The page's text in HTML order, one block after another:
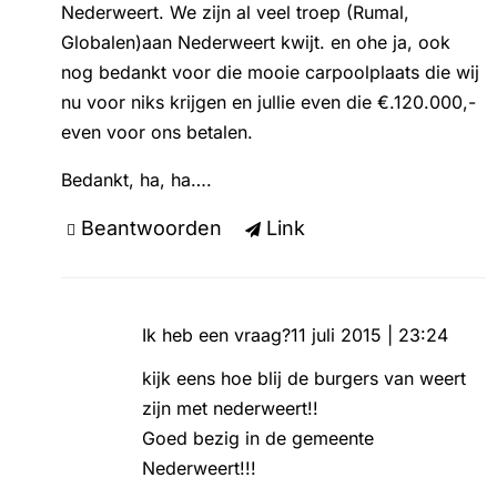
Nederweert. We zijn al veel troep (Rumal,
Globalen)aan Nederweert kwijt. en ohe ja, ook
nog bedankt voor die mooie carpoolplaats die wij
nu voor niks krijgen en jullie even die €.120.000,-
even voor ons betalen.
Bedankt, ha, ha….
Beantwoorden Link
Ik heb een vraag?11 juli 2015 | 23:24
kijk eens hoe blij de burgers van weert
zijn met nederweert!!
Goed bezig in de gemeente
Nederweert!!!